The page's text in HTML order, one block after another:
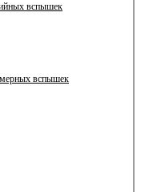
вспышек
вспышек